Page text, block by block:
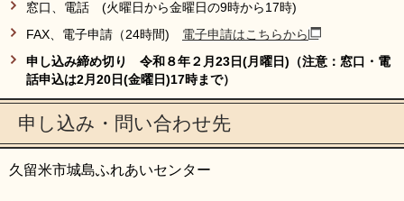
窓口、電話 (火曜日から金曜日の9時から17時)
FAX、電子申請（24時間) 電子申請はこちらから
​申し込み締め切り 令和８年２月23日(月曜日)（注意：窓口・電
話申込は2月20日(金曜日)17時まで）
申し込み・問い合わせ先
久留米市城島ふれあいセンター